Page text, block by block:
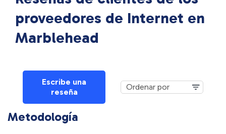
proveedores de Internet en
Marblehead
Escribe una
reseña
Metodología